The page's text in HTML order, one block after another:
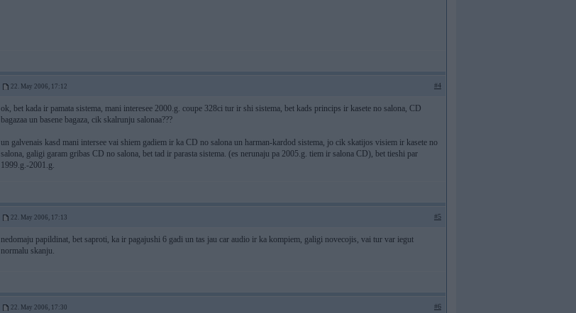
22. May 2006, 17:12 #4
ok, bet kada ir pamata sistema, mani interesee 2000.g. coupe 328ci tur ir shi sistema, bet kads princips ir kasete no salona, CD
bagazaa un basene bagaza, cik skalrunju salonaa???
un galvenais kasd mani intersee vai shiem gadiem ir ka CD no salona un harman-kardod sistema, jo cik skatijos visiem ir kasete no
salona, galigi garam gribas CD no salona, bet tad ir parasta sistema. (es nerunaju pa 2005.g. tiem ir salona CD), bet tieshi par
1999.g.-2001.g.
22. May 2006, 17:13 #5
nedomaju papildinat, bet saproti, ka ir pagajushi 6 gadi un tas jau car audio ir ka kompiem, galigi novecojis, vai tur var iegut
normalu skanju.
22. May 2006, 17:30 #6